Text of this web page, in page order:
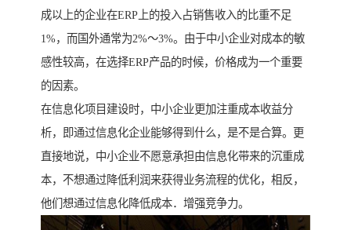
成以上的企业在ERP上的投入占销售收入的比重不足
1%，而国外通常为2%～3%。由于中小企业对成本的敏
感性较高，在选择ERP产品的时候，价格成为一个重要
的因素。
在信息化项目建设时，中小企业更加注重成本收益分
析，即通过信息化企业能够得到什么，是不是合算。更
直接地说，中小企业不愿意承担由信息化带来的沉重成
本，不想通过降低利润来获得业务流程的优化，相反，
他们想通过信息化降低成本．增强竞争力。